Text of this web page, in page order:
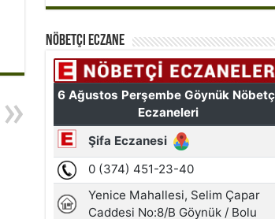
Nöbetçi Eczane